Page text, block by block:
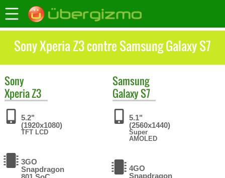
Sony Xperia Z3 contre Samsung Galaxy S7
Sony
Xperia Z3
5.2"
(1920x1080)
TFT LCD
3GO
Snapdragon
Samsung
Galaxy S7
5.1"
(2560x1440)
Super
AMOLED
4GO
Snapdragon